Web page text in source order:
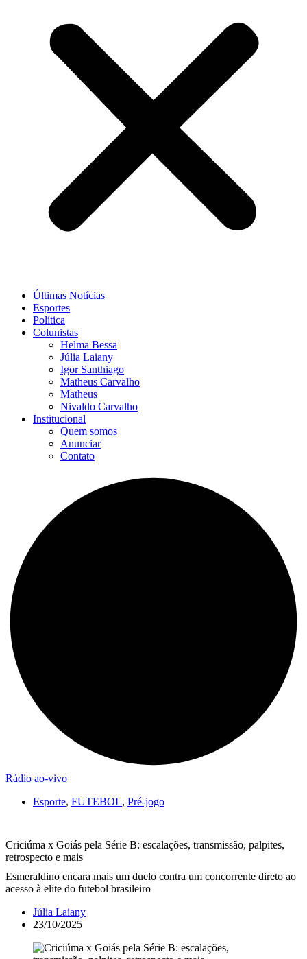
Últimas Notícias
Esportes
Política
Colunistas
Helma Bessa
Júlia Laiany
Igor Santhiago
Matheus Carvalho
Matheus
Nivaldo Carvalho
Institucional
Quem somos
Anunciar
Contato
Rádio ao-vivo
Esporte, FUTEBOL, Pré-jogo
Criciúma x Goiás pela Série B: escalações, transmissão, palpites,
retrospecto e mais
Esmeraldino encara mais um duelo contra um concorrente direto ao
acesso à elite do futebol brasileiro
Júlia Laiany
23/10/2025